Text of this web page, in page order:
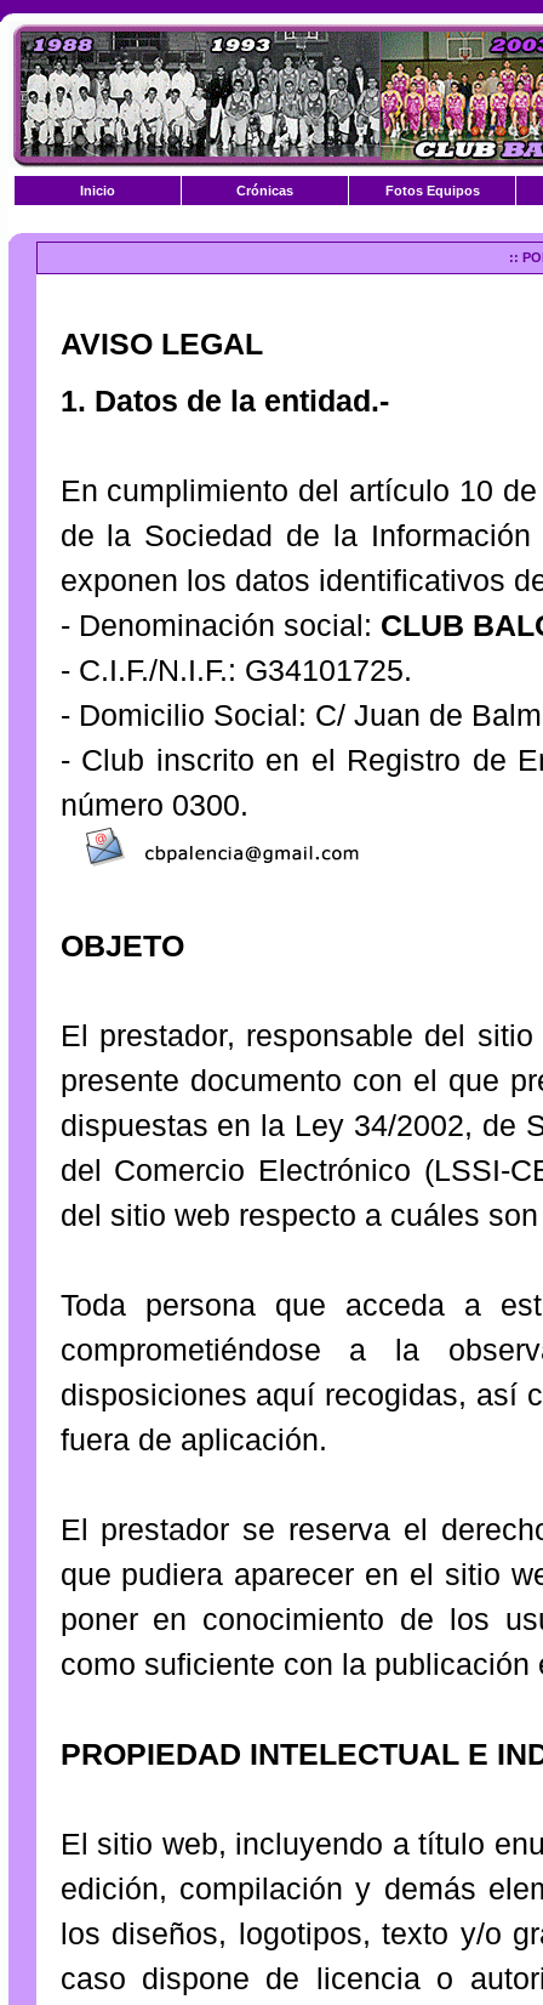
Inicio Crónicas Fotos Equipos
::
AVISO LEGAL
1. Datos de la entidad.-
En cumplimiento del artículo 10
de la Sociedad de la
exponen los datos identificativos
- Denominación social: CLUB
- C.I.F./N.I.F.: G34101725.
- Domicilio Social: C/ Juan de
- Club inscrito en el Registro de
número 0300.
OBJETO
El prestador, responsable del
presente documento con el que
dispuestas en la Ley 34/2002, de
del Comercio Electrónico (LSSI-
del sitio web respecto a cuáles
Toda persona que acceda a
comprometiéndose a la
disposiciones aquí recogidas, así
fuera de aplicación.
El prestador se reserva el
que pudiera aparecer en el sitio
poner en conocimiento de los
como suficiente con la
PROPIEDAD INTELECTUAL E
El sitio web, incluyendo a título
edición, compilación y demás
los diseños, logotipos, texto y/o
caso dispone de licencia o